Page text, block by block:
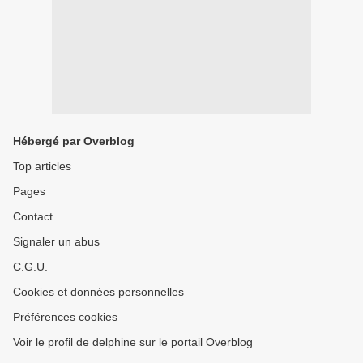
Hébergé par Overblog
Top articles
Pages
Contact
Signaler un abus
C.G.U.
Cookies et données personnelles
Préférences cookies
Voir le profil de delphine sur le portail Overblog